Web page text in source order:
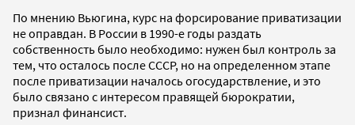
По мнению Вьюгина, курс на форсирование приватизации
не оправдан. В России в 1990-е годы раздать
собственность было необходимо: нужен был контроль за
тем, что осталось после СССР, но на определенном этапе
после приватизации началось огосударствление, и это
было связано с интересом правящей бюрократии,
признал финансист.